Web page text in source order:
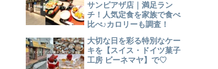
サンピアザ店｜満足ラン
チ！人気定食を家族で食べ
比べ♪カロリーも調査！
大切な日を彩る特別なケー
キを【スイス・ドイツ菓子
工房 ビーネマヤ】で♡